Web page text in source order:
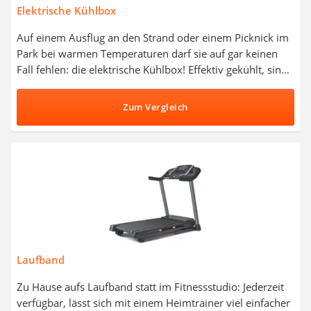
Elektrische Kühlbox
Auf einem Ausflug an den Strand oder einem Picknick im
Park bei warmen Temperaturen darf sie auf gar keinen
Fall fehlen: die elektrische Kühlbox! Effektiv gekühlt, sind
kühlen Getränken und frischen Lebensmitteln versorgt.
Doch worauf kommt es eigentlich beim Kauf einer
elektrisch betriebenen Kühlbox an? In einschlägigen Tests
Anschluss. Lesen Sie weiter, um zu erfahren, ob Sie zu
einer Elektro-Kühlbox mit 12-, 24- oder 230-Volt-
Zum Vergleich
Laufband
Zu Hause aufs Laufband statt im Fitnessstudio: Jederzeit
verfügbar, lässt sich mit einem Heimtrainer viel einfacher